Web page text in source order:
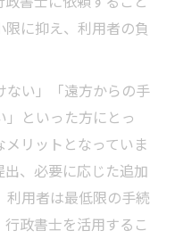
に抑え、利用者の負
ない」「遠方からの手
といった方にとっ
リットとなっていま
、必要に応じた追加
利用者は最低限の手続
政書士を活用するこ